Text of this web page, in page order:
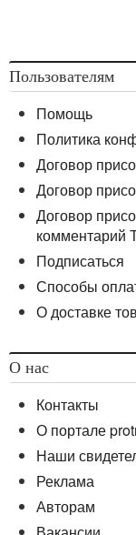
Пользователям
Помощь
Политика
Договор
Договор
Договор
комментарий
Подписаться
Способы
О доставке
О нас
Контакты
О портале
Наши
Реклама
Авторам